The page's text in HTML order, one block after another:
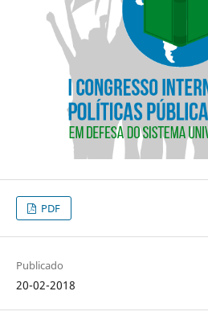
PDF
Publicado
20-02-2018